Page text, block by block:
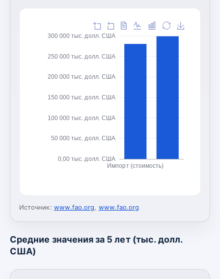
0,00 тыс. долл. США
50 000 тыс. долл. США
100 000 тыс. долл. США
150 000 тыс. долл. США
200 000 тыс. долл. США
250 000 тыс. долл. США
300 000 тыс. долл. США
Импорт (стоимость)
Источник: www.fao.org, www.fao.org
Средние значения за 5 лет (тыс. долл.
США)